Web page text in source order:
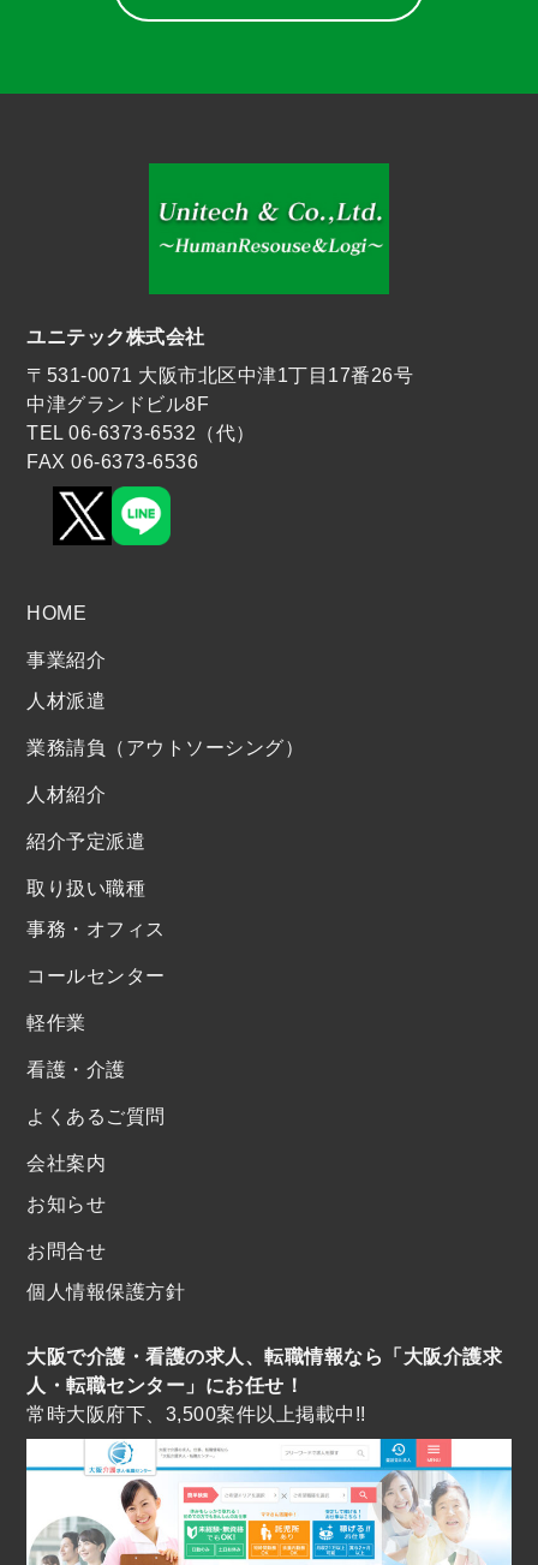
ユニテック株式会社
〒531-0071 大阪市北区中津1丁目17番26号
中津グランドビル8F
TEL 06-6373-6532（代）
FAX 06-6373-6536
HOME
事業紹介
人材派遣
業務請負（アウトソーシング）
人材紹介
紹介予定派遣
取り扱い職種
事務・オフィス
コールセンター
軽作業
看護・介護
よくあるご質問
会社案内
お知らせ
お問合せ
個人情報保護方針
大阪で介護・看護の求人、転職情報なら「大阪介護求
人・転職センター」にお任せ！
常時大阪府下、3,500案件以上掲載中!!